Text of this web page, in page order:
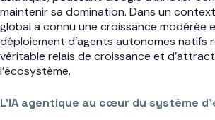
maintenir sa domination. Dans un
global a connu une croissance modérée
déploiement d’agents autonomes natifs
véritable relais de croissance et
l’écosystème.
L’IA agentique au cœur du système